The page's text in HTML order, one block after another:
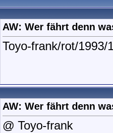
AW: Wer fährt denn
Toyo-frank/rot/1993/
AW: Wer fährt denn
@ Toyo-frank